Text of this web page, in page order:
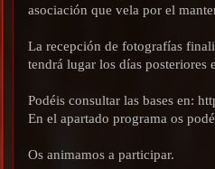
asociación que vela por el
La recepción de fotografías
tendrá lugar los días posteriores
Podéis consultar las bases en:
En el apartado programa os
Os animamos a participar.